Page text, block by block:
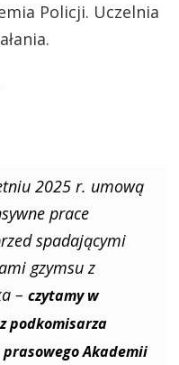
Policji. Uczelnia
2025 r. umową
prace
spadającymi
gzymsu z
– czytamy w
podkomisarza
prasowego Akademii